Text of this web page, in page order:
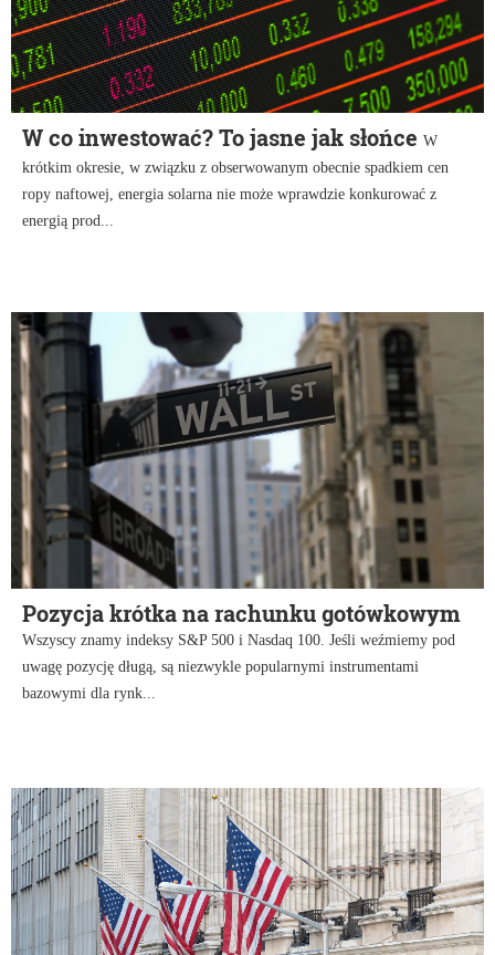
W co inwestować? To jasne jak słońce W
krótkim okresie, w związku z obserwowanym obecnie spadkiem cen
ropy naftowej, energia solarna nie może wprawdzie konkurować z
energią prod...
Pozycja krótka na rachunku gotówkowym
Wszyscy znamy indeksy S&P 500 i Nasdaq 100. Jeśli weźmiemy pod
uwagę pozycję długą, są niezwykle popularnymi instrumentami
bazowymi dla rynk...